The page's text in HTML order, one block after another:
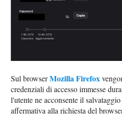
Sul browserMozilla Firefox
credenziali di accesso immesse
l'utente ne acconsente il
affermativa alla richiesta del